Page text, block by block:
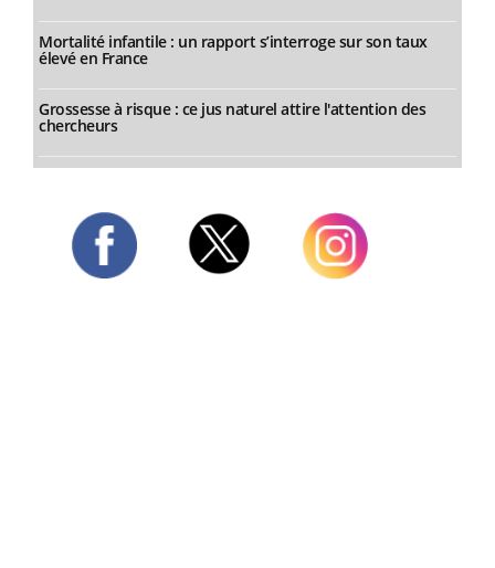
Mortalité infantile : un rapport s’interroge sur son taux
élevé en France
Grossesse à risque : ce jus naturel attire l'attention des
chercheurs